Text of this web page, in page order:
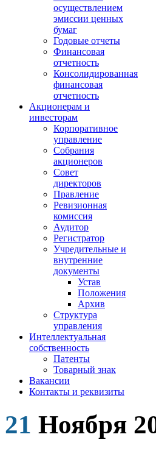
осуществлением
эмиссии ценных
бумаг
Годовые отчеты
Финансовая
отчетность
Консолидированная
финансовая
отчетность
Акционерам и
инвесторам
Корпоративное
управление
Собрания
акционеров
Совет
директоров
Правление
Ревизионная
комиссия
Аудитор
Регистратор
Учредительные и
внутренние
документы
Устав
Положения
Архив
Структура
управления
Интеллектуальная
собственность
Патенты
Товарный знак
Вакансии
Контакты и реквизиты
21 Ноября